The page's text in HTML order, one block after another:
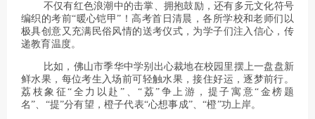
不仅有红色浪潮中的击掌、拥抱鼓励，还有多元文化符号
编织的考前“暖心铠甲”！高考首日清晨，各所学校和老师们以
极具创意又充满民俗风情的送考仪式，为学子们注入信心，传
递教育温度。
比如，佛山市季华中学别出心裁地在校园里摆上一盘盘新
鲜水果，每位考生入场前可轻触水果，接住好运，逐梦前行。
荔枝象征“全力以赴”、“荔”争上游，提子寓意“金榜题
名”、“提”分有望，橙子代表“心想事成”、“橙”功上岸。